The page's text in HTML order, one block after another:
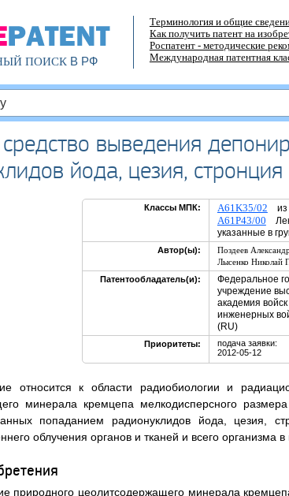
ПОИСКВ РФ
Терминология и общие
Как получить патент на
Роспатент - методические
Международная патентная
выведения
йода, цезия, стронция
Классы МПК: A61K35/02 из
A61P43/00
указанные в
Автор(ы): Поздеев
Лысенко Николай
Патентообладатель(и):
Федеральное
учреждение
академия
инженерных
(RU)
Приоритеты:
подача заявки:
2012-05-12
относится к области радиобиологии и
минерала кремцепа мелкодисперсного
попаданием радионуклидов йода, цезия,
облучения органов и тканей и всего организма
природного цеолитсодержащего минерала